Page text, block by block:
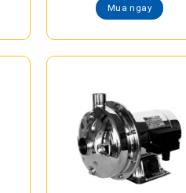
Mua ngay